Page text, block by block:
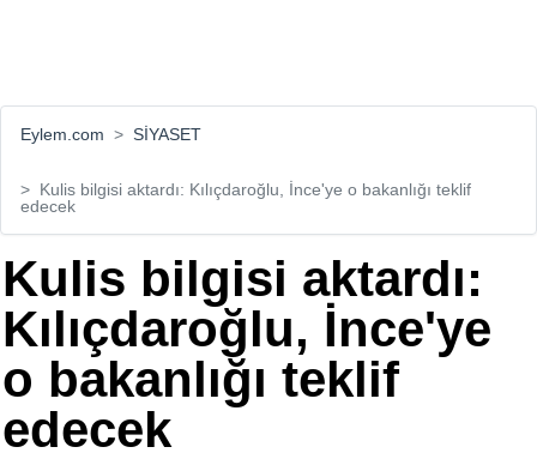
Eylem.com SİYASET
Kulis bilgisi aktardı: Kılıçdaroğlu, İnce'ye o bakanlığı teklif
edecek
Kulis bilgisi aktardı:
Kılıçdaroğlu, İnce'ye
o bakanlığı teklif
edecek